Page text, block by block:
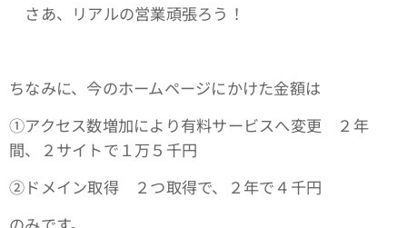
さあ、リアルの営業頑張ろう！
ちなみに、今のホームページにかけた金額は
①アクセス数増加により有料サービスへ変更 ２年
間、２サイトで１万５千円
➁ドメイン取得 ２つ取得で、２年で４千円